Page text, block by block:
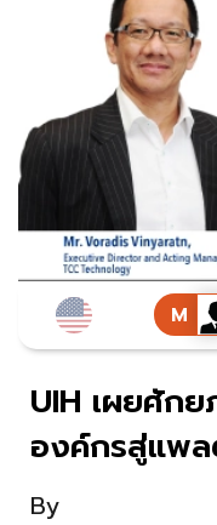
UIH เผยศัก
องค์กรสู่แพ
By